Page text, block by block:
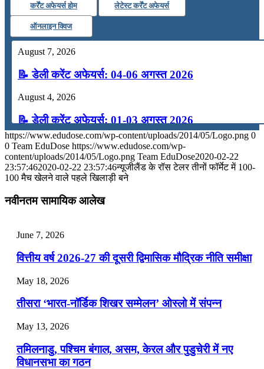
अंग्रेजी
मॉक टेस्ट
Menu Menu
कर्रेंट अफेयर्स होम लेटेस्ट कर्रेंट अफेयर्स
ऑनलाइन क्विज
August 7, 2026
📝 डेली करेंट अफेयर्स: 04-06 अगस्त 2026
August 4, 2026
📝 डेली करेंट अफेयर्स: 01-03 अगस्त 2026
July 31, 2026
📝 डेली करेंट अफेयर्स: 28-31 जुलाई 2026
July 25, 2026
📝 डेली करेंट अफेयर्स: 22-24 जुलाई 2026
July 22, 2026
📝 डेली करेंट अफेयर्स: 19-21 जुलाई 2026
July 19, 2026
📝 डेली करेंट अफेयर्स: 16-18 जुलाई 2026
https://www.edudose.com/wp-content/uploads/2014/05/Logo.png 0
0 Team EduDose https://www.edudose.com/wp-
content/uploads/2014/05/Logo.png Team EduDose2020-02-22
23:57:462020-02-22 23:57:46न्यूजीलैंड के रॉस टेलर तीनों फॉर्मेट में 100-
100 मैच खेलने वाले पहले खिलाड़ी बने
नवीनतम सामायिक आलेख
June 7, 2026
वित्तीय वर्ष 2026-27 की दूसरी द्विमासिक मौद्रिक नीति समीक्षा
May 18, 2026
तीसरा ‘भारत-नॉर्डिक शिखर सम्मेलन’ ओस्लो में संपन्न
May 13, 2026
तमिलनाडु, पश्चिम बंगाल, असम, केरल और पुडुचेरी में नए
विधानसभा का गठन